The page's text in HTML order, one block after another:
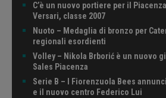
C’è un nuovo portiere per il
Versari, classe 2007
Nuoto – Medaglia di bronzo per
regionali esordienti
Volley – Nikola Brborić è un nuovo
Sales Piacenza
Serie B – I Fiorenzuola Bees
e il nuovo centro Federico Lui